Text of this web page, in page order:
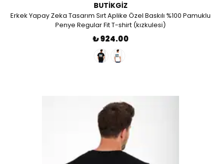
BUTIKGIZ
Erkek Yapay Zeka Tasarım Sırt Aplike Özel Baskılı %100 Pamuklu
Penye Regular Fit T-shirt (kızkulesi)
₺ 924.00